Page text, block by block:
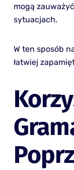
mogą
sytuacjach.
W ten sposób
łatwiej